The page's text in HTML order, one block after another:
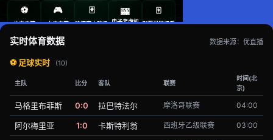
实时体育数据 数据来源：优直播
⚽ 足球实时 (10)
主队 比分 客队 联赛
时间(北
京)
马格里布菲斯 0:0 拉巴特法尔 摩洛哥联赛 04:00
阿尔梅里亚 1:0 卡斯特利翁 西班牙乙级联赛 03:00